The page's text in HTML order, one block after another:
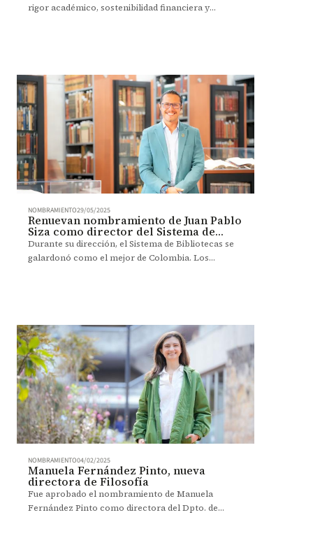
rigor académico, sostenibilidad financiera y
NOMBRAMIENTO29/05/2025
Renuevan nombramiento de Juan Pablo
Siza como director del Sistema de
Bibliotecas
Durante su dirección, el Sistema de Bibliotecas se
galardonó como el mejor de Colombia. Los
NOMBRAMIENTO04/02/2025
Manuela Fernández Pinto, nueva
directora de Filosofía
Fue aprobado el nombramiento de Manuela
Fernández Pinto como directora del Dpto. de